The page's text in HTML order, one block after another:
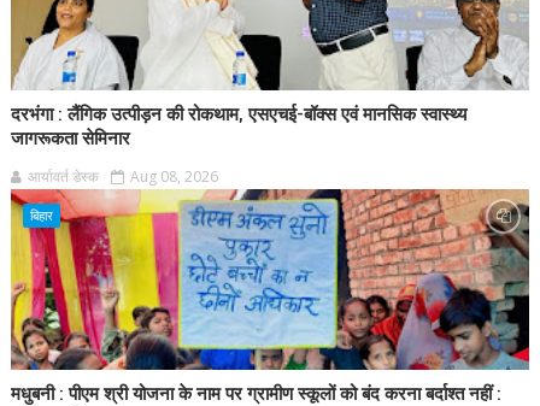
दरभंगा : लैंगिक उत्पीड़न की रोकथाम, एसएचई-बॉक्स एवं मानसिक स्वास्थ्य
जागरूकता सेमिनार
आर्यावर्त डेस्क Aug 08, 2026
बिहार
मधुबनी : पीएम श्री योजना के नाम पर ग्रामीण स्कूलों को बंद करना बर्दाश्त नहीं :